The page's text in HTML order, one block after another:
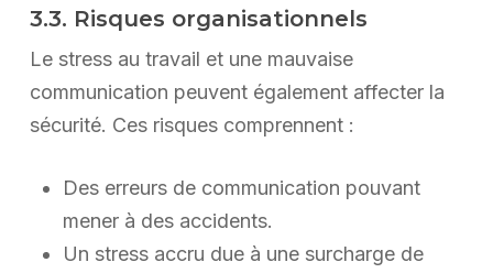
3.3. Risques organisationnels
Le stress au travail et une mauvaise
communication peuvent également affecter la
sécurité. Ces risques comprennent :
Des erreurs de communication pouvant
mener à des accidents.
Un stress accru due à une surcharge de